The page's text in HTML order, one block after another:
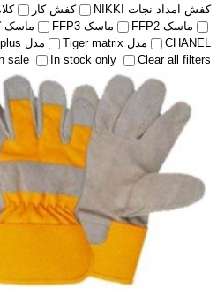
کفش امداد نجات NIKKI
کفش کار
ماسک FFP2
ماسک FFP3 ماسک
CHANEL
مدل Tiger matrix مدل Tiger plus
sale In stock only Clear all filters